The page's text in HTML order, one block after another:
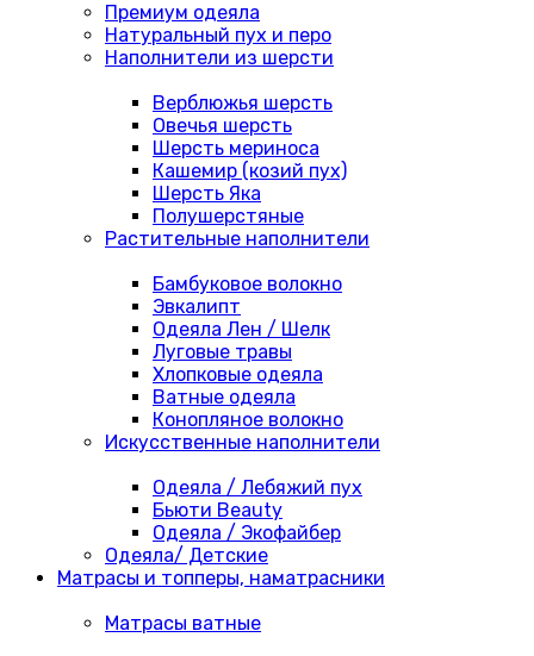
Премиум одеяла
Натуральный пух и перо
Наполнители из шерсти
Верблюжья шерсть
Овечья шерсть
Шерсть мериноса
Кашемир (козий пух)
Шерсть Яка
Полушерстяные
Растительные наполнители
Бамбуковое волокно
Эвкалипт
Одеяла Лен / Шелк
Луговые травы
Хлопковые одеяла
Ватные одеяла
Конопляное волокно
Искусственные наполнители
Одеяла / Лебяжий пух
Бьюти Beauty
Одеяла / Экофайбер
Одеяла/ Детские
Матрасы и топперы, наматрасники
Матрасы ватные